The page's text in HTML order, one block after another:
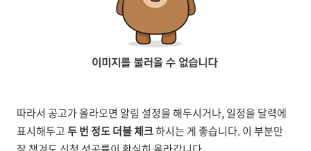
따라서 공고가 올라오면 알림 설정을 해두시거나, 일정을 달력에
표시해두고두 번 정도 더블 체크하시는 게 좋습니다. 이 부분만